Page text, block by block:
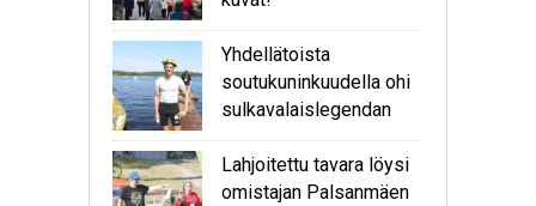
Yhdellätoista
soutukuninkuudella ohi
sulkavalaislegendan
Lahjoitettu tavara löysi
omistajan Palsanmäen